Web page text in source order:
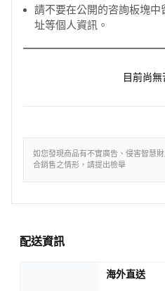
請不要在公開的咨詢板塊
址等個人資訊。
目前尚無
如您發現商品有不實廣告、侵害智慧
合銷售之情形，請提出檢舉
配送資訊
海外直送